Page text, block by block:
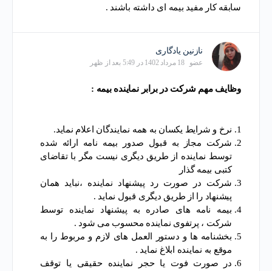
سابقه کار مفید بیمه ای داشته باشند .
نازنین یادگاری
عضو 18 مرداد 1402 در 5:49 بعد از ظهر
وظایف مهم شرکت در برابر نماینده بیمه :
نرخ و شرایط یکسان به همه نمایندگان اعلام نماید.
شرکت مجاز به قبول صدور بیمه نامه ارائه شده
توسط نماینده از طریق دیگری نیست مگر با تقاضای
کتبی بیمه گذار
شرکت در صورت رد پیشنهاد نماینده ،نباید همان
پیشنهاد را از طریق دیگری قبول نماید .
بیمه نامه های صادره به پیشنهاد نماینده توسط
شرکت ، پرتفوی نماینده محسوب می شود .
بخشنامه ها و دستور العمل های لازم و مربوط را به
موقع به نماینده ابلاغ نماید .
در صورت فوت یا حجر نماینده حقیقی یا توقف